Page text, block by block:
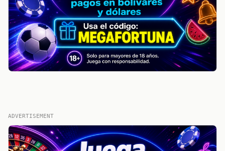
ADVERTISEMENT